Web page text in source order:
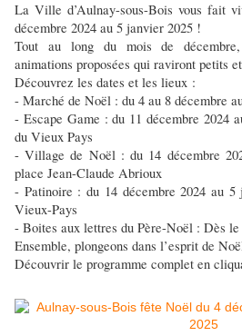
La Ville d’Aulnay-sous-Bois vous fait
décembre 2024 au 5 janvier 2025 !
Tout au long du mois de décembre,
animations proposées qui raviront petits
Découvrez les dates et les lieux :
- Marché de Noël : du 4 au 8 décembre
- Escape Game : du 11 décembre 2024
du Vieux Pays
- Village de Noël : du 14 décembre
place Jean-Claude Abrioux
- Patinoire : du 14 décembre 2024 au
Vieux-Pays
- Boites aux lettres du Père-Noël : Dès le
Ensemble, plongeons dans l’esprit de
Découvrir le programme complet en